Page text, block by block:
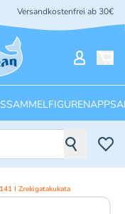
Versandkostenfrei ab 30€
SAMMELFIGURENAPPS
I Zrekigatakukata